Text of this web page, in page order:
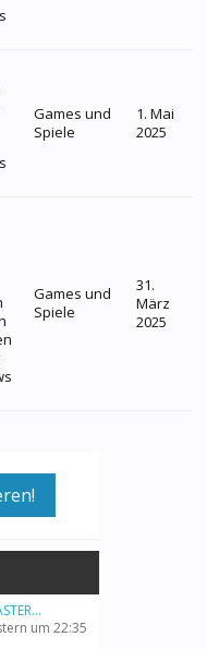
Games und
Spiele
1. Mai
2025
Games und
Spiele
31.
März
2025
um 22:35